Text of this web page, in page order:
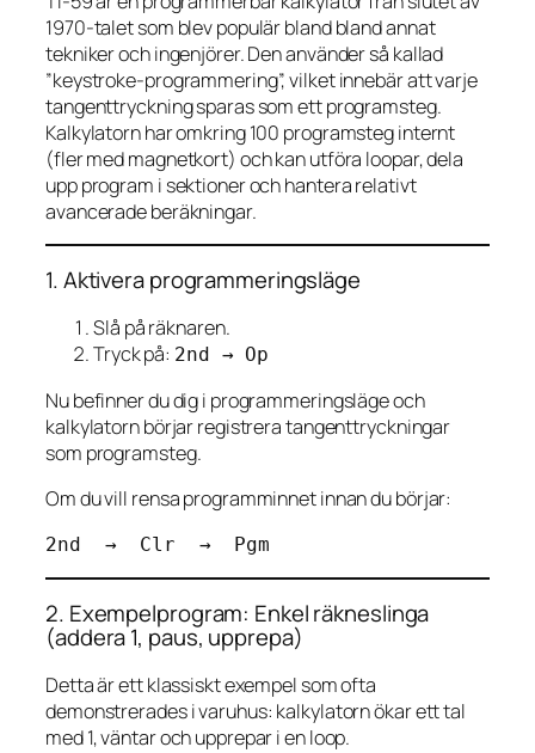
1970-talet som blev populär bland bland annat
tekniker och ingenjörer. Den använder så kallad
”keystroke-programmering”, vilket innebär att varje
tangenttryckning sparas som ett programsteg.
Kalkylatorn har omkring 100 programsteg internt
(fler med magnetkort) och kan utföra loopar, dela
upp program i sektioner och hantera relativt
avancerade beräkningar.
1. Aktivera programmeringsläge
Slå på räknaren.
Tryck på: 2nd → Op
Nu befinner du dig i programmeringsläge och
kalkylatorn börjar registrera tangenttryckningar
som programsteg.
Om du vill rensa programminnet innan du börjar:
2. Exempelprogram: Enkel räkneslinga
(addera 1, paus, upprepa)
Detta är ett klassiskt exempel som ofta
demonstrerades i varuhus: kalkylatorn ökar ett tal
med 1, väntar och upprepar i en loop.